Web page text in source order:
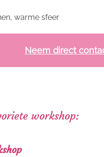
warme sfeer
Neem direct
workshop: